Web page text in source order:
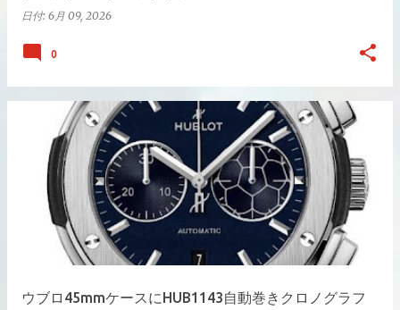
日付: 6月 09, 2026
0
ウブロ45mmケースにHUB1143自動巻きクロノグラフ